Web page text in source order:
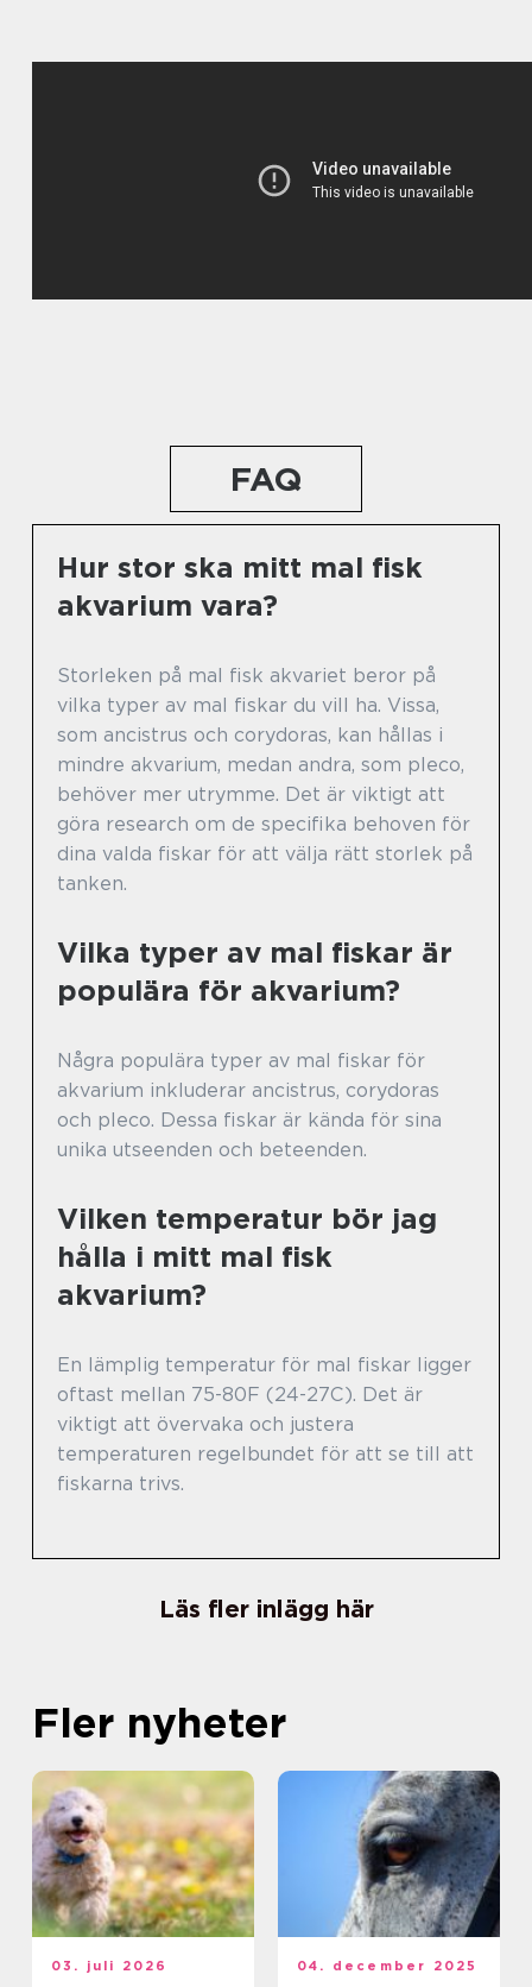
FAQ
Hur stor ska mitt mal fisk
akvarium vara?
Storleken på mal fisk akvariet beror på
vilka typer av mal fiskar du vill ha. Vissa,
som ancistrus och corydoras, kan hållas i
mindre akvarium, medan andra, som pleco,
behöver mer utrymme. Det är viktigt att
göra research om de specifika behoven för
dina valda fiskar för att välja rätt storlek på
tanken.
Vilka typer av mal fiskar är
populära för akvarium?
Några populära typer av mal fiskar för
akvarium inkluderar ancistrus, corydoras
och pleco. Dessa fiskar är kända för sina
unika utseenden och beteenden.
Vilken temperatur bör jag
hålla i mitt mal fisk
akvarium?
En lämplig temperatur för mal fiskar ligger
oftast mellan 75-80F (24-27C). Det är
viktigt att övervaka och justera
temperaturen regelbundet för att se till att
fiskarna trivs.
Läs fler inlägg här
Fler nyheter
03. juli 2026 04. december 2025